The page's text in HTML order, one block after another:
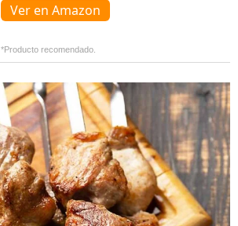
Ver en Amazon
*Producto recomendado.